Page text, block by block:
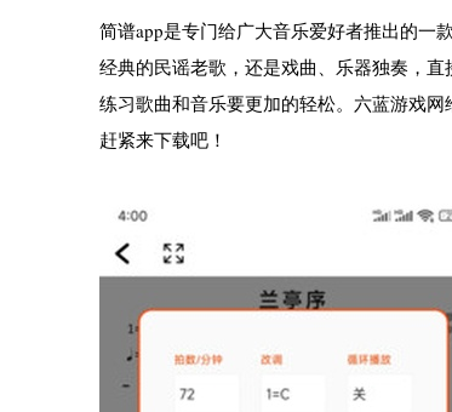
简谱app是专门给广大音乐爱好者推出的一
经典的民谣老歌，还是戏曲、乐器独奏，
练习歌曲和音乐要更加的轻松。六蓝游戏
赶紧来下载吧！